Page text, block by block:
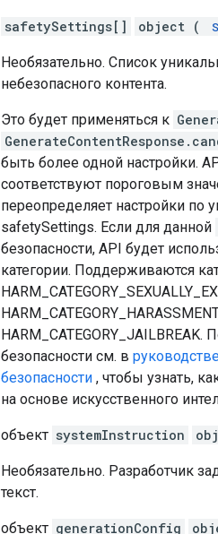
safetySettings[] object (
Необязательно. Список
небезопасного контента.
Это будет применяться к
быть более одной настройки.
соответствуют пороговым
переопределяет настройки по
safetySettings. Если для данной
безопасности, API будет
категории. Поддерживаются
безопасности см. в
безопасности , чтобы узнать,
на основе искусственного
объект systemInstruction
Необязательно. Разработчик
текст.
объект generationConfig